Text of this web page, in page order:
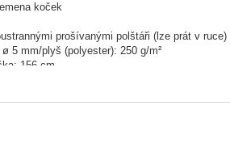
koček
prošívanými polštáři (lze prát v ruce)
5 mm/plyš (polyester): 250 g/m²
156 cm